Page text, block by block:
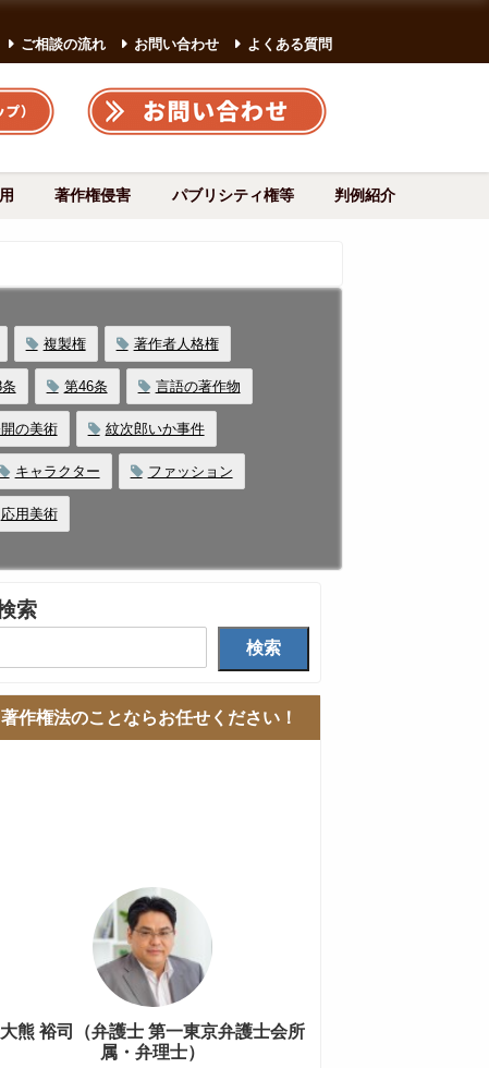
ご相談の流れ お問い合わせ よくある質問
著作権侵害 パブリシティ権等 判例紹介
複製権 著作者人格権
条 第46条 言語の著作物
の美術 紋次郎いか事件
キャラクター ファッション
応用美術
索
検索
著作権法のことならお任せください！
大熊 裕司（弁護士 第一東京弁護士会所
属・弁理士）